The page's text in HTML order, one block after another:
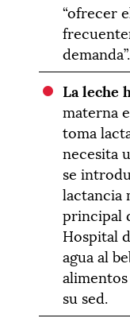
“ofrecer
demanda”.
La leche
materna
toma
necesita
se
lactancia
principal
Hospital
agua al
su sed.